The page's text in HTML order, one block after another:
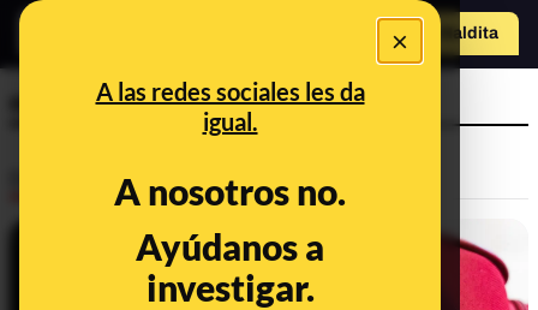
×
A las redes sociales les da
igual.
A nosotros no.
Ayúdanos a
investigar.
Hazte Maldito
españoles